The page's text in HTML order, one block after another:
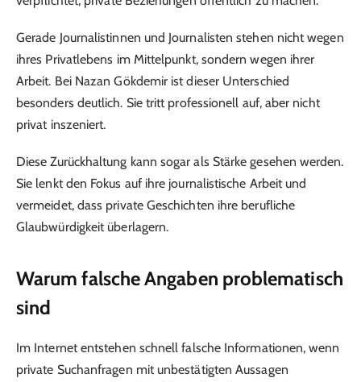
Gerade Journalistinnen und Journalisten stehen nicht wegen
ihres Privatlebens im Mittelpunkt, sondern wegen ihrer
Arbeit. Bei Nazan Gökdemir ist dieser Unterschied
besonders deutlich. Sie tritt professionell auf, aber nicht
privat inszeniert.
Diese Zurückhaltung kann sogar als Stärke gesehen werden.
Sie lenkt den Fokus auf ihre journalistische Arbeit und
vermeidet, dass private Geschichten ihre berufliche
Glaubwürdigkeit überlagern.
Warum falsche Angaben problematisch
sind
Im Internet entstehen schnell falsche Informationen, wenn
private Suchanfragen mit unbestätigten Aussagen